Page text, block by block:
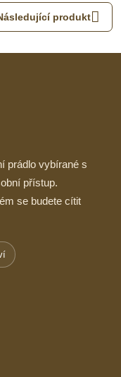
produkt
prádlo vybírané s
přístup.
se budete cítit